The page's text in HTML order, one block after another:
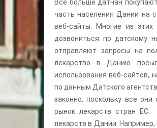
Все больше датчан
часть населения Дании на
веб-сайты. Многие из
дозвониться по датскому
отправляют запросы на
лекарство в Данию
использования веб-сайтов,
по данным Датского
законно, поскольку все
рынок лекарств стран ЕС.
лекарств в Дании.